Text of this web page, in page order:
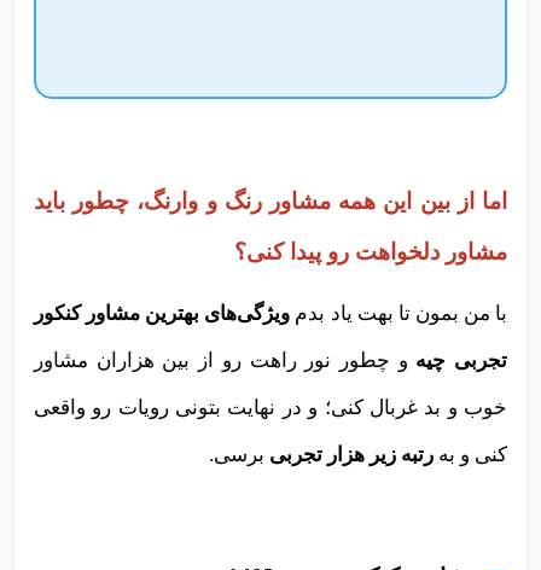
اما از بین این همه مشاور رنگ‌ و وارنگ، چطور باید
مشاور دلخواهت رو پیدا کنی؟
با من بمون تا بهت یاد بدم ویژگی‌های بهترین مشاور کنکور
تجربی چیه و چطور نور راهت رو از بین هزاران مشاور
خوب و بد غربال کنی؛ و در نهایت بتونی رویات رو واقعی
کنی و به رتبه زیر هزار تجربی برسی.